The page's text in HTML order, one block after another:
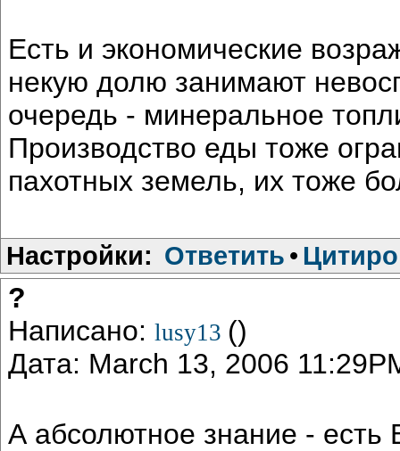
Есть и экономические
некую долю занимают
очередь - минеральное
Производство еды тоже
пахотных земель, их тоже
Настройки: Ответить •
?
Написано: lusy13 ()
Дата: March 13, 2006
А абсолютное знание - есть